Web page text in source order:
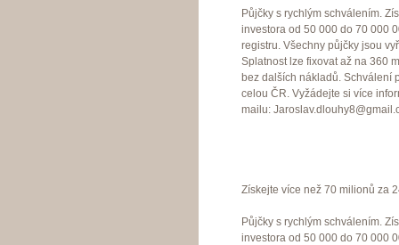
Půjčky s rychlým schválením.
investora od 50 000 do 70 000
registru. Všechny půjčky jsou
Splatnost lze fixovat až na 360
bez dalších nákladů. Schválení
celou ČR. Vyžádejte si více
mailu:
Získejte více než 70 milionů za
Půjčky s rychlým schválením.
investora od 50 000 do 70 000